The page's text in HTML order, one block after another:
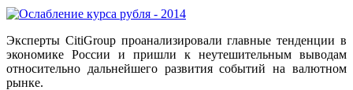
Эксперты CitiGroup проанализировали главные тенденции в
экономике России и пришли к неутешительным выводам
относительно дальнейшего развития событий на валютном
рынке.